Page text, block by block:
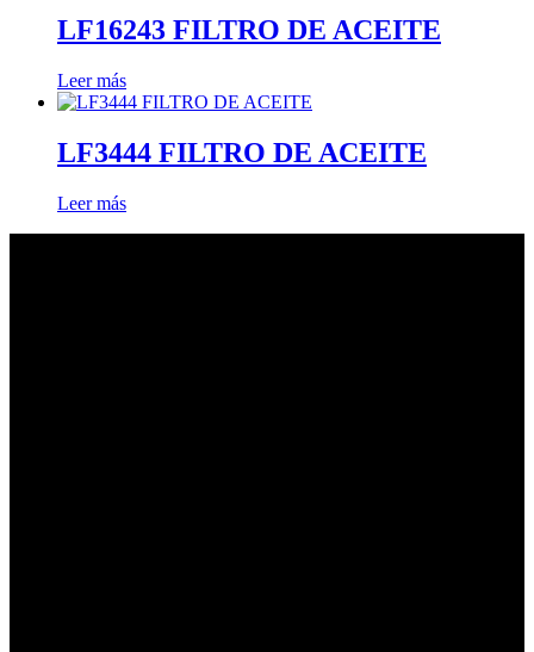
LF16243 FILTRO DE ACEITE
Leer más
LF3444 FILTRO DE ACEITE
Leer más